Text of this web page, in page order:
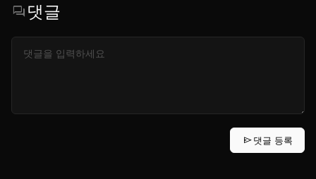
forum댓글
send댓글 등록